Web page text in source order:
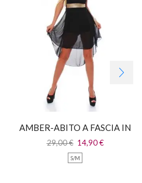
AMBER-ABITO A FASCIA IN
PIZZO CON CODA IN
CHIFFON
29,00€ 14,90€
S/M